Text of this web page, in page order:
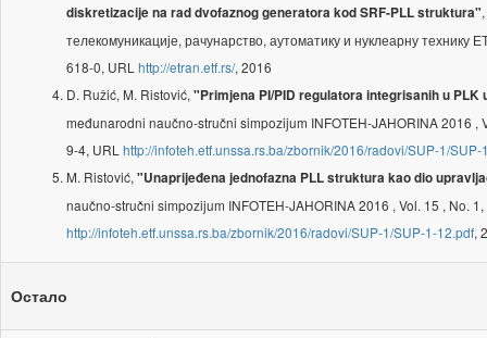
diskretizacije na rad dvofaznog generatora kod SRF-PLL struktura"
телекомуникације, рачунарство, аутоматику и нуклеарну
618-0, URL http://etran.etf.rs/, 2016
D. Ružić, M. Ristović, "Primjena PI/PID regulatora integrisanih u
međunarodni naučno-stručni simpozijum INFOTEH-JAHORINA 2016
9-4, URL http://infoteh.etf.unssa.rs.ba/zbornik/2016/radovi/SUP-1/SUP-
M. Ristović, "Unaprijeđena jednofazna PLL struktura kao dio
naučno-stručni simpozijum INFOTEH-JAHORINA 2016 , Vol. 15 , No.
http://infoteh.etf.unssa.rs.ba/zbornik/2016/radovi/SUP-1/SUP-1-12.pdf,
Остало